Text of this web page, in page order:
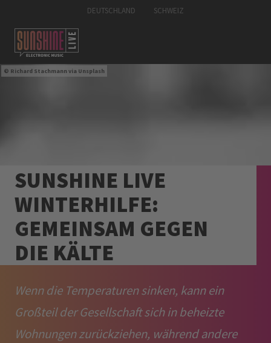
DEUTSCHLAND SCHWEIZ
Richard Stachmannvia Unsplash
SUNSHINE LIVE
WINTERHILFE:
GEMEINSAM GEGEN
DIE KÄLTE
Wenn die Temperaturen sinken, kann ein
Großteil der Gesellschaft sich in beheizte
Wohnungen zurückziehen, während andere